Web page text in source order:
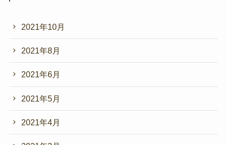
2021年10月
2021年8月
2021年6月
2021年5月
2021年4月